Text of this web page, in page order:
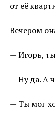
от её
Вечером
— Игорь,
— Ну да. А
— Ты мог